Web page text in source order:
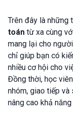
Trên đây là những
toán từ xa cùng
mang lại cho
chỉ giúp bạn có
nhiều cơ hội cho
Đồng thời, học
nhóm, giao tiếp
nâng cao khả